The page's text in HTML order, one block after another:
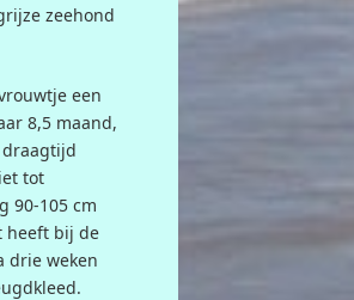
zeehond
een
8,5 maand,
tot
90-105 cm
heeft bij de
drie weken